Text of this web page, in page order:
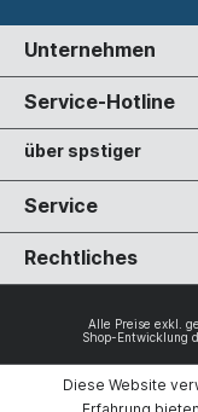
Unternehmen
Service-Hotline
über spstiger
Service
Rechtliches
Alle Preise exkl.
Shop-Entwicklung
Diese Website